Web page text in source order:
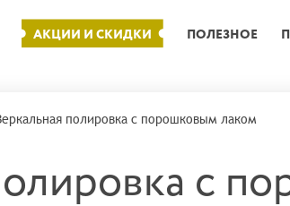
АКЦИИ И СКИДКИ ПОЛЕЗНОЕ
полировка с порошковым лаком
с